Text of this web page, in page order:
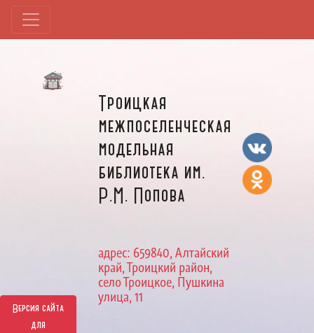
Версия сайта
для
Троицкая
межпоселенческая
модельная
библиотека им.
Р.М. Попова
адрес: 659840, Алтайский
край, Троицкий район,
село Троицкое, Пушкина
улица, 11